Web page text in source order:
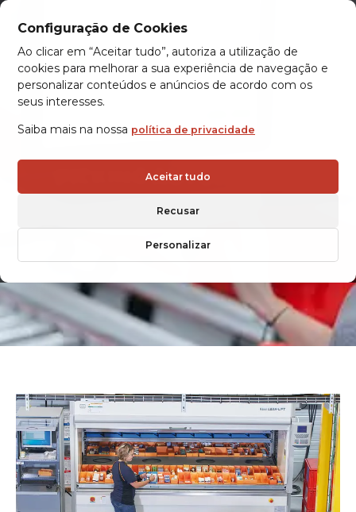
Configuração de Cookies
Ao clicar em “Aceitar tudo”, autoriza a utilização de
cookies para melhorar a sua experiência de navegação e
personalizar conteúdos e anúncios de acordo com os
seus interesses.
Saiba mais na nossa política de privacidade
Aceitar tudo
Recusar
Personalizar
PICKING AUTOMÁTICO